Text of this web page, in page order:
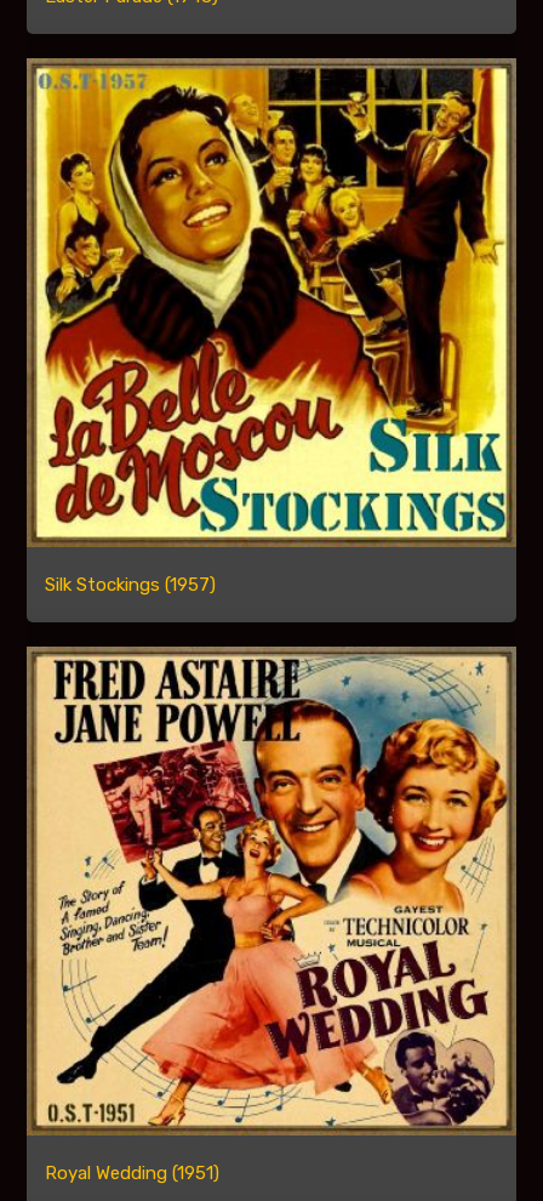
Silk Stockings (1957)
Royal Wedding (1951)